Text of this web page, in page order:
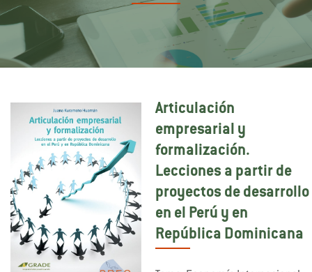
Articulación
empresarial y
formalización.
Lecciones a partir de
proyectos de desarrollo
en el Perú y en
República Dominicana